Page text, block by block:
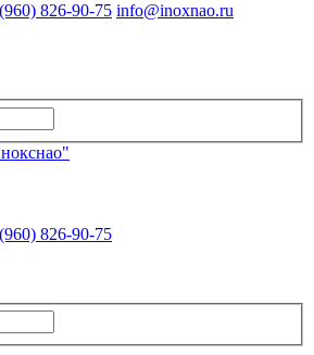
826-90-75 info@inoxnao.ru
826-90-75